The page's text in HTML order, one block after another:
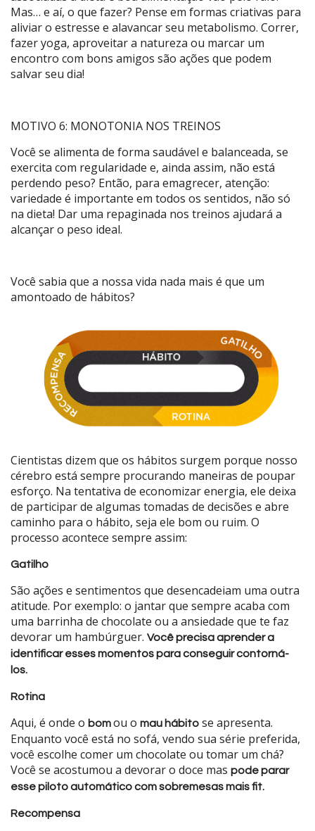
Mas… e aí, o que fazer? Pense em formas criativas para
aliviar o estresse e alavancar seu metabolismo. Correr,
fazer yoga, aproveitar a natureza ou marcar um
encontro com bons amigos são ações que podem
salvar seu dia!
MOTIVO 6: MONOTONIA NOS TREINOS
Você se alimenta de forma saudável e balanceada, se
exercita com regularidade e, ainda assim, não está
perdendo peso? Então, para emagrecer, atenção:
variedade é importante em todos os sentidos, não só
na dieta! Dar uma repaginada nos treinos ajudará a
alcançar o peso ideal.
Você sabia que a nossa vida nada mais é que um
amontoado de hábitos?
Cientistas dizem que os hábitos surgem porque nosso
cérebro está sempre procurando maneiras de poupar
esforço. Na tentativa de economizar energia, ele deixa
de participar de algumas tomadas de decisões e abre
caminho para o hábito, seja ele bom ou ruim. O
processo acontece sempre assim:
Gatilho
São ações e sentimentos que desencadeiam uma outra
atitude. Por exemplo: o jantar que sempre acaba com
uma barrinha de chocolate ou a ansiedade que te faz
devorar um hambúrguer. Você precisa aprender a
identificar esses momentos para conseguir contorná-
los.
Rotina
Aqui, é onde o bomou o mau hábito se apresenta.
Enquanto você está no sofá, vendo sua série preferida,
você escolhe comer um chocolate ou tomar um chá?
Você se acostumou a devorar o doce mas pode parar
esse piloto automático com sobremesas mais fit.
Recompensa